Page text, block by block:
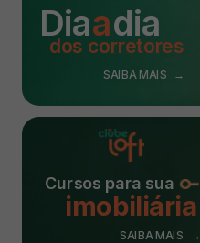
Diaadia
dos corretores
SAIBA MAIS →
Cursos para sua
imobiliária
SAIBA MAIS →